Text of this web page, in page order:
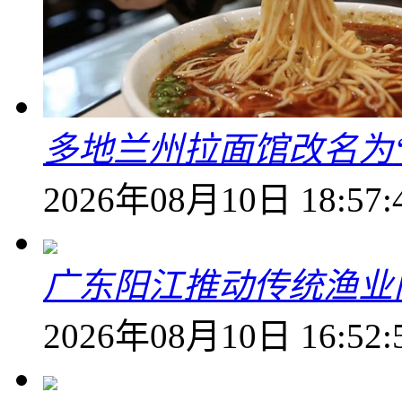
多地兰州拉面馆改名
2026年08月10日
广东阳江推动传统渔
2026年08月10日